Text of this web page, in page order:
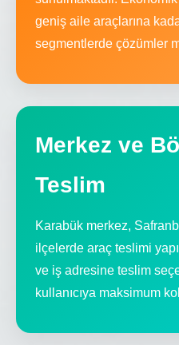
geniş aile araçlarına
segmentlerde çözümler
Merkez ve
Teslim
Karabük merkez,
ilçelerde araç teslimi
ve iş adresine teslim
kullanıcıya maksimum